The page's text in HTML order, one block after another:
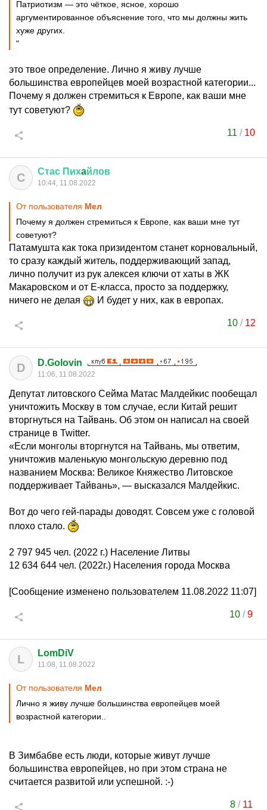
Патриотизм — это чёткое, ясное, хорошо
аргументированное объяснение того, что мы должны жить
хуже других.
"
это твое определение. Лично я живу лучше
большинства европейцев моей возрастной категории...
Почему я должен стремиться к Европе, как ваши мне
тут советуют?
11 / 10
С Стас Пихaйлов
10:44, 11.08.2022
От пользователя Мeл
Почему я должен стремиться к Европе, как ваши мне тут
советуют?
Патамушта как тока призидентом станет корновальный,
то сразу каждый житель, поддерживающий запад,
лично получит из рук алексея ключи от хаты в ЖК
Макаровском и от Е-класса, просто за поддержку,
ничего не делая
И будет у них, как в европах.
10/ 12
D D.Golovin
11:06, 11.08.2022
Депутат литовского Сейма Матас Малдейкис пообещал
уничтожить Москву в том случае, если Китай решит
вторгнуться на Тайвань. Об этом он написал на своей
странице в Twitter.
«Если монголы вторгнутся на Тайвань, мы ответим,
уничтожив маленькую монгольскую деревню под
названием Москва: Великое Княжество Литовское
поддерживает Тайвань», — высказался Малдейкис.
Вот до чего гей-парады доводят. Совсем уже с головой
плохо стало.
2 797 945 чел. (2022 г.) Население Литвы
12 634 644 чел. (2022г.) Населения города Москва
[Сообщение изменено пользователем 11.08.2022 11:07]
10 /9
L LomDiV
11:08, 11.08.2022
От пользователя Мeл
Лично я живу лучше большинства европейцев моей
возрастной категории..
В Зимбабве есть люди, которые живут лучше
большинства европейцев, но при этом страна не
считается развитой или успешной. :-)
8/ 11